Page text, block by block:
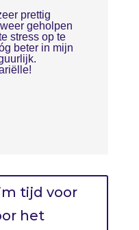
prettig
geholpen
stress op te
beter in mijn
tijd voor
het